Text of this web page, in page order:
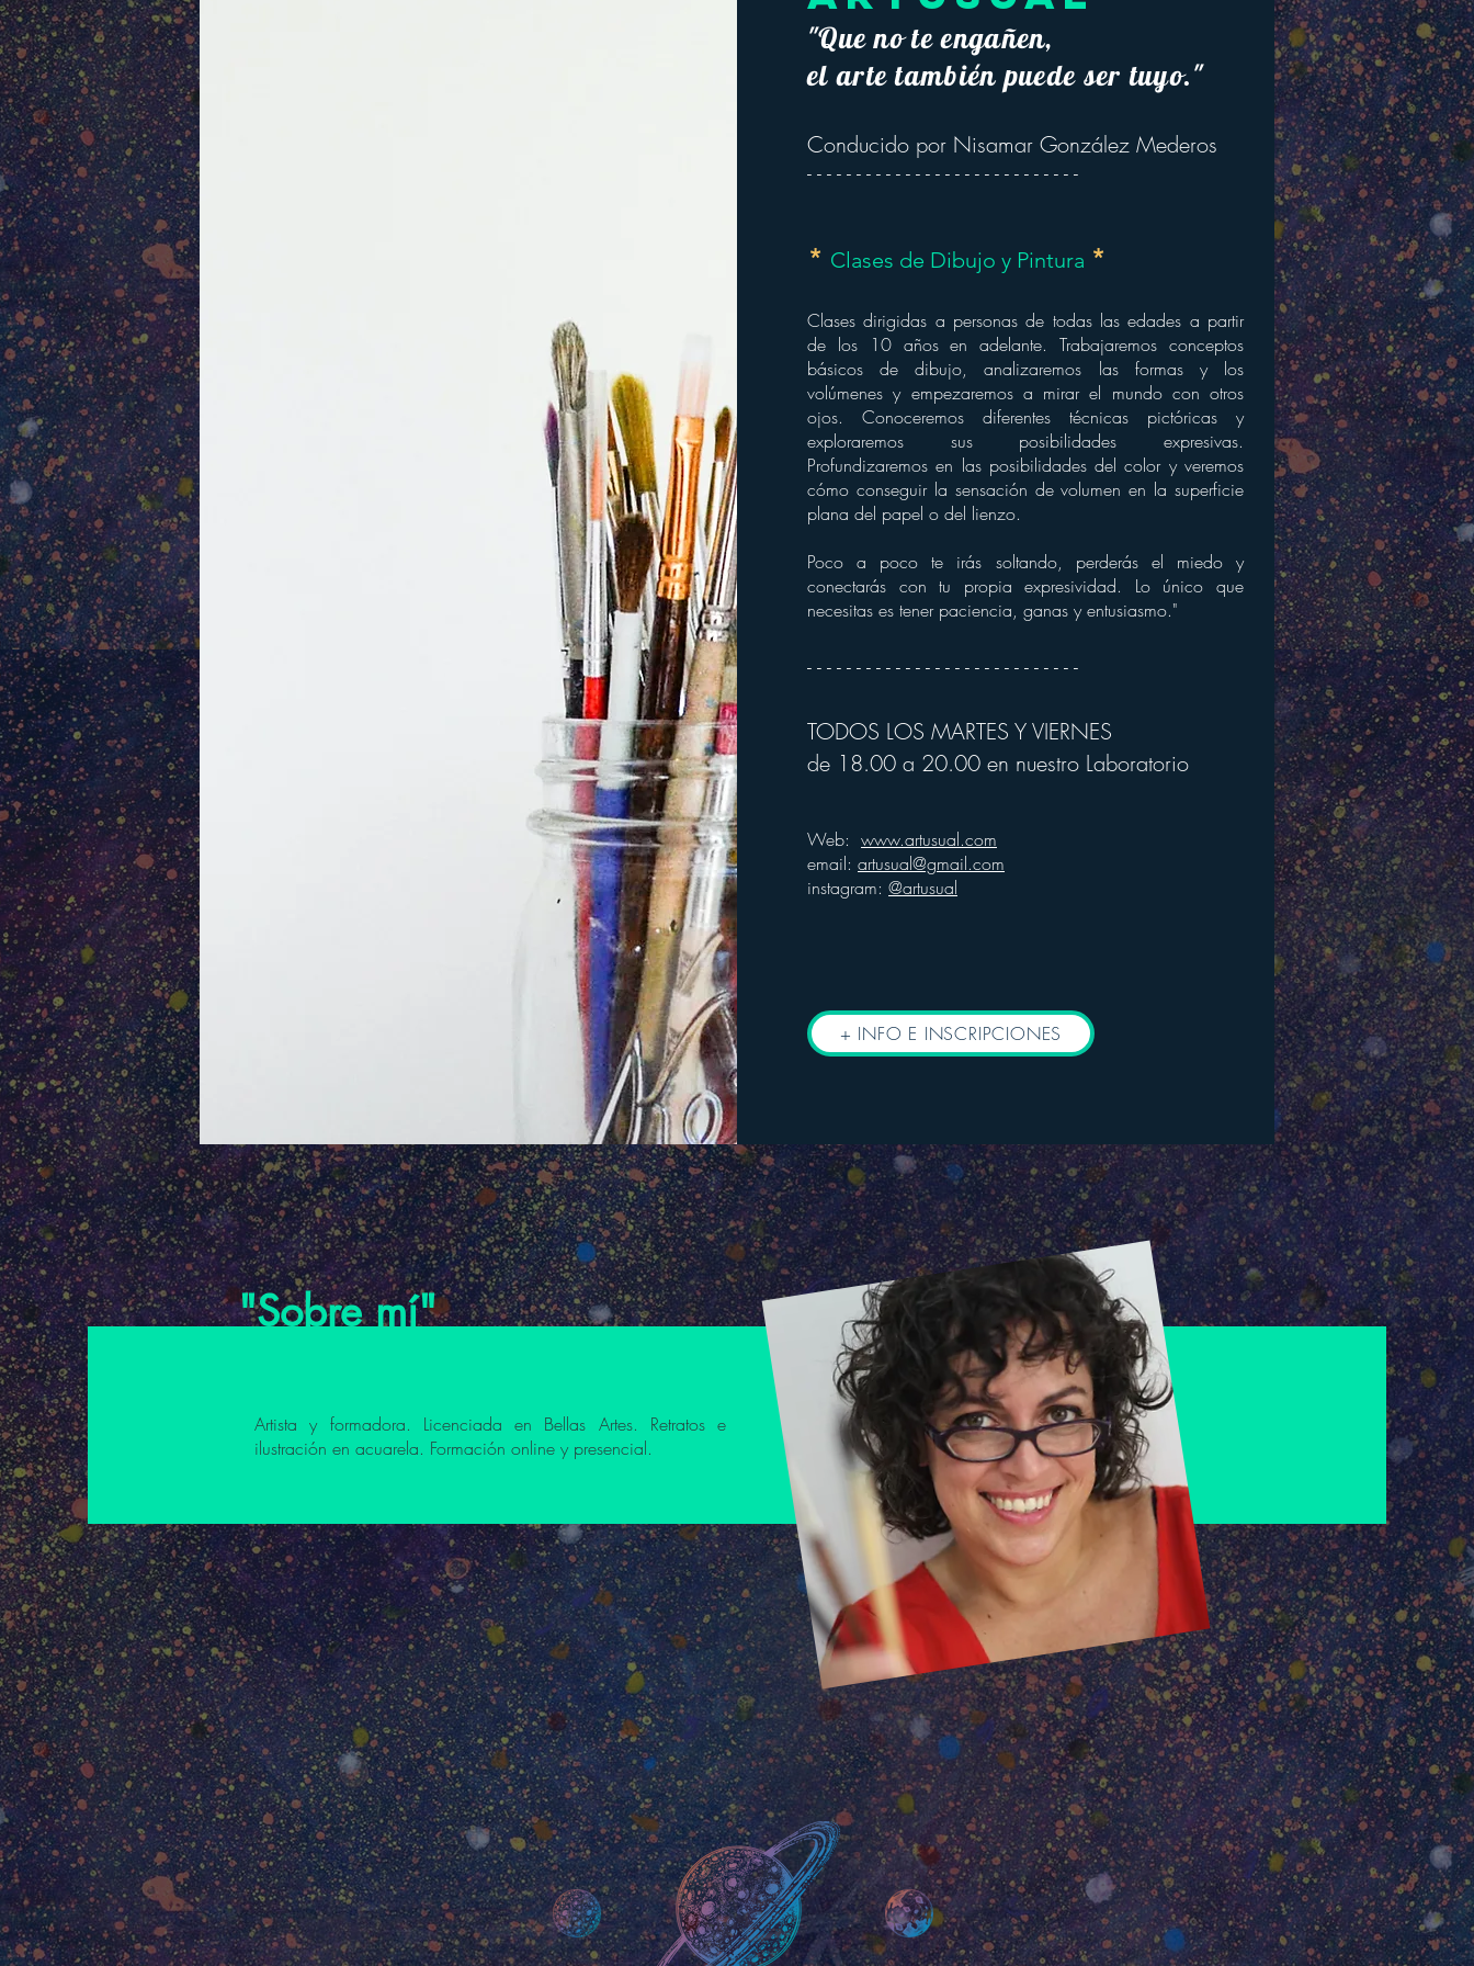
"Que no te engañen,
el arte también puede ser tuyo."
Conducido por Nisamar González Mederos
- - - - - - - - - - - - - - - - - - - - - - - - - - - -
* Clases de Dibujo y Pintura *
Clases dirigidas a personas de todas las edades a partir
de los 10 años en adelante. Trabajaremos conceptos
básicos de dibujo, analizaremos las formas y los
volúmenes y empezaremos a mirar el mundo con otros
ojos. Conoceremos diferentes técnicas pictóricas y
exploraremos sus posibilidades expresivas.
Profundizaremos en las posibilidades del color y veremos
cómo conseguir la sensación de volumen en la superficie
plana del papel o del lienzo.
Poco a poco te irás soltando, perderás el miedo y
conectarás con tu propia expresividad. Lo único que
necesitas es tener paciencia, ganas y entusiasmo."
- - - - - - - - - - - - - - - - - - - - - - - - - - - -
TODOS LOS MARTES Y VIERNES
de 18.00 a 20.00 en nuestro Laboratorio
Web: www.artusual.com
email: artusual@gmail.com
instagram: @artusual
+ INFO E INSCRIPCIONES
Artista y formadora. Licenciada en Bellas Artes. Retratos e
ilustración en acuarela. Formación online y presencial.
"Sobre mí"